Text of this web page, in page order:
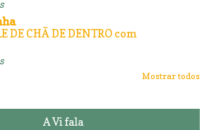
DE CHÃ DE DENTRO com
Mostrar todos
A Vi fala